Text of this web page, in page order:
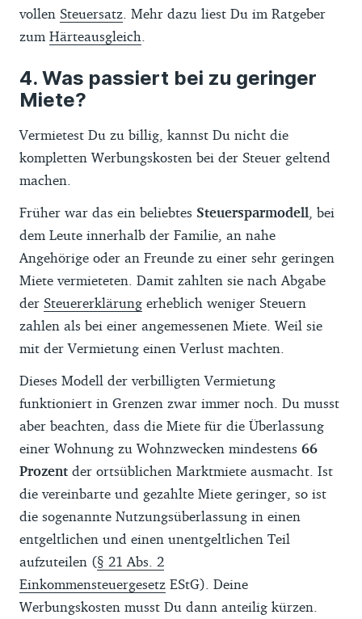
vollen Steuersatz . Mehr dazu liest Du im Ratgeber
zum Härteausgleich
Was passiert bei zu geringer
Miete?
Vermietest Du zu billig, kannst Du nicht die
kompletten Werbungskosten bei der Steuer geltend
machen.
Früher war das ein beliebtes Steuersparmodell , bei
dem Leute innerhalb der Familie, an nahe
Angehörige oder an Freunde zu einer sehr geringen
Miete vermieteten. Damit zahlten sie nach Abgabe
der Steuererklärung erheblich weniger Steuern
zahlen als bei einer angemessenen Miete. Weil sie
mit der Vermietung einen Verlust machten.
Dieses Modell der verbilligten Vermietung
funktioniert in Grenzen zwar immer noch. Du musst
aber beachten, dass die Miete für die Überlassung
einer Wohnung zu Wohnzwecken mindestens 66
Prozent der ortsüblichen Marktmiete ausmacht. Ist
die vereinbarte und gezahlte Miete geringer, so ist
die sogenannte Nutzungsüberlassung in einen
entgeltlichen und einen unentgeltlichen Teil
aufzuteilen (§ 21 Abs. 2
Einkommensteuergesetz EStG). Deine
Werbungskosten musst Du dann anteilig kürzen.